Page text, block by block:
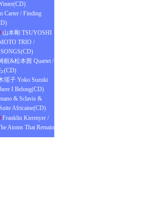
Carter / Finding
山本剛 TSUYOSHI
TRIO /
航&松本茜 Quartet /
(CD)
瑶子 Yoko Suzuki
I Belong(CD)
& Sclavis &
Africaine(CD)
Franklin Kiermyer /
Atoms That Remain